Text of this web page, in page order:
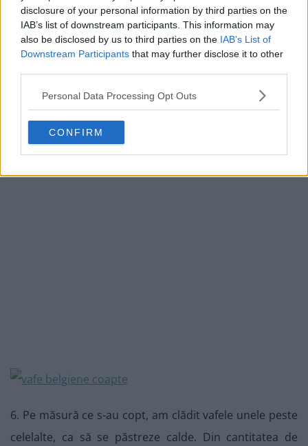
disclosure of your personal information by third parties on the
IAB’s list of downstream participants. This information may
also be disclosed by us to third parties on the IAB’s List of
Downstream Participants that may further disclose it to other
Personal Data Processing Opt Outs
CONFIRM
4. Se coc, evident, câte două odată. Pentru fiecare tură
La trecerea acestei durate de timp, vafele sunt aurii și
bine coapte.
6. Pe măsură ce s-au copt, am clădit vafele unele peste
celelalte, ca să se păstreze calde. Din cantitatea de